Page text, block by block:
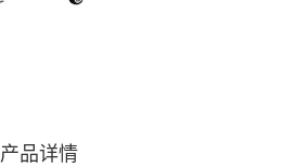
产品详情